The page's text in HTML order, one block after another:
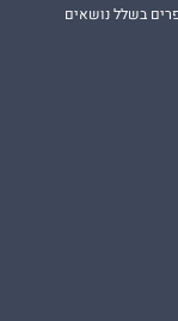
בשלל נושאים